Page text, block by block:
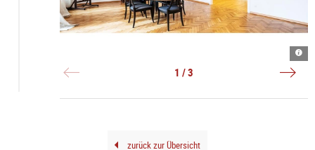
©
1 / 3
zurück zur Übersicht